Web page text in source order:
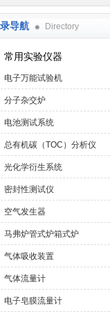
导航 Directory
常用实验仪器
电子万能试验机
分子杂交炉
电池测试系统
总有机碳（TOC）分析仪
光化学衍生系统
密封性测试仪
空气发生器
马弗炉管式炉箱式炉
气体吸收装置
气体流量计
电子皂膜流量计